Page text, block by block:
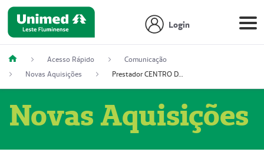
Login
Acesso Rápido
Comunicação
Novas Aquisições
Prestador CENTRO DE ONCOLOGIA
Novas Aquisições